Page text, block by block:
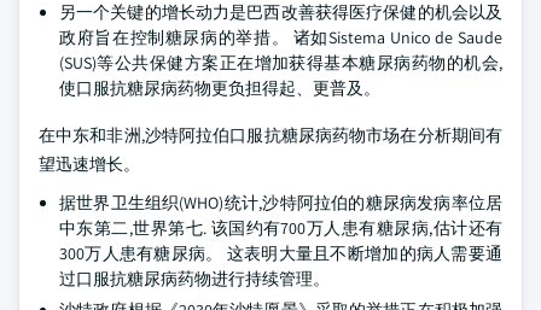
另一个关键的增长动力是巴西改善获得医疗保健的机会以及
政府旨在控制糖尿病的举措。 诸如Sistema Unico de Saude
(SUS)等公共保健方案正在增加获得基本糖尿病药物的机会,
使口服抗糖尿病药物更负担得起、更普及。
在中东和非洲,沙特阿拉伯口服抗糖尿病药物市场在分析期间有
望迅速增长。
据世界卫生组织(WHO)统计,沙特阿拉伯的糖尿病发病率位居
中东第二,世界第七. 该国约有700万人患有糖尿病,估计还有
300万人患有糖尿病。 这表明大量且不断增加的病人需要通
过口服抗糖尿病药物进行持续管理。